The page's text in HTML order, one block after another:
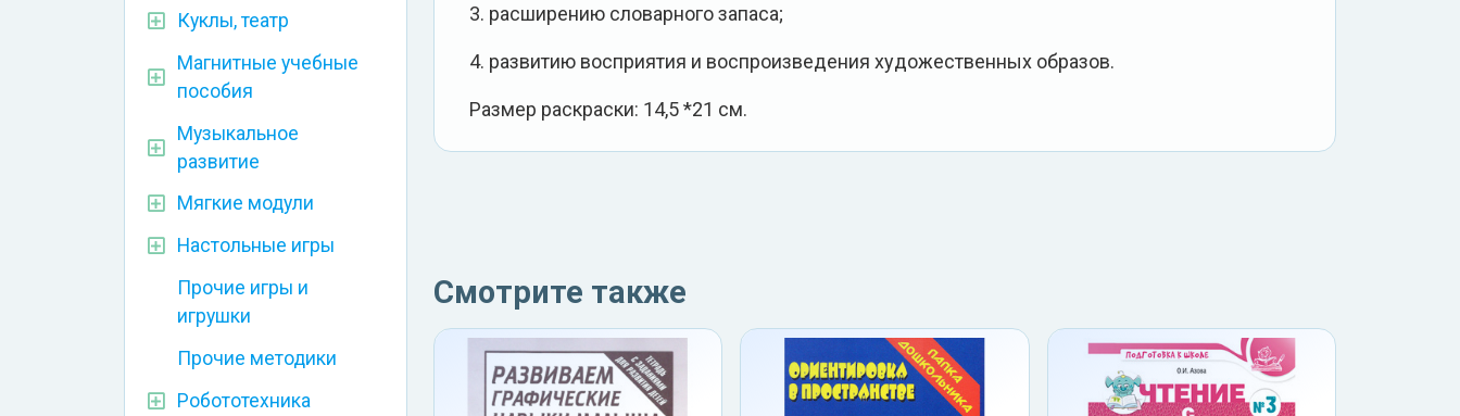
Куклы, театр
Магнитные учебные
пособия
Музыкальное
развитие
Мягкие модули
Настольные игры
Прочие игры и
игрушки
Прочие методики
Робототехника
3. расширению словарного запаса;
4. развитию восприятия и воспроизведения художественных образов.
Размер раскраски: 14,5 *21 см.
Смотрите также